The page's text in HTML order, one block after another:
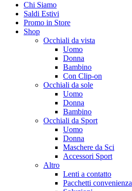
Chi Siamo
Saldi Estivi
Promo in Store
Shop
Occhiali da vista
Uomo
Donna
Bambino
Con Clip-on
Occhiali da sole
Uomo
Donna
Bambino
Occhiali da Sport
Uomo
Donna
Maschere da Sci
Accessori Sport
Altro
Lenti a contatto
Pacchetti convenienza